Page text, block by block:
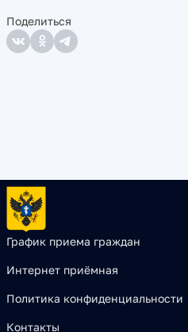
Поделиться
График приема граждан
Интернет приёмная
Политика конфиденциальности
Контакты